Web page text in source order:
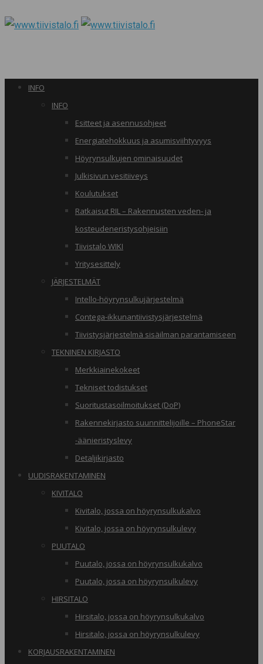
INFO
INFO
Esitteet ja asennusohjeet
Energiatehokkuus ja asumisviihtyvyys
Höyrynsulkujen ominaisuudet
Julkisivun vesitiiveys
Koulutukset
Ratkaisut RIL – Rakennusten veden- ja
kosteudeneristysohjeisiin
Tiivistalo WIKI
Yritysesittely
JÄRJESTELMÄT
Intello-höyrynsulkujärjestelmä
Contega-ikkunantiivistysjärjestelmä
Tiivistysjärjestelmä sisäilman parantamiseen
TEKNINEN KIRJASTO
Merkkiainekokeet
Tekniset todistukset
Suoritustasoilmoitukset (DoP)
Rakennekirjasto suunnittelijoille – PhoneStar
-äänieristyslevy
Detaljikirjasto
UUDISRAKENTAMINEN
KIVITALO
Kivitalo, jossa on höyrynsulkukalvo
Kivitalo, jossa on höyrynsulkulevy
PUUTALO
Puutalo, jossa on höyrynsulkukalvo
Puutalo, jossa on höyrynsulkulevy
HIRSITALO
Hirsitalo, jossa on höyrynsulkukalvo
Hirsitalo, jossa on höyrynsulkulevy
KORJAUSRAKENTAMINEN